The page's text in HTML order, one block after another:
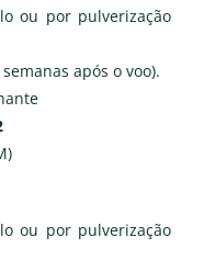
ou por pulverização
após o voo).
ou por pulverização